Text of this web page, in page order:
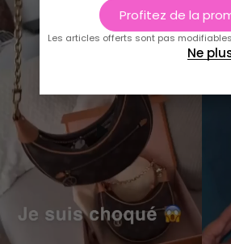
Play
Profitez de la
Les articles offerts sont pas modifiables
Ne